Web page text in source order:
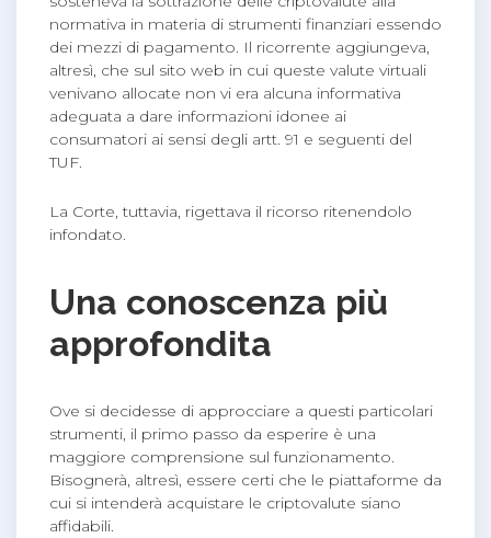
normativa in materia di strumenti finanziari essendo
dei mezzi di pagamento. Il ricorrente aggiungeva,
altresì, che sul sito web in cui queste valute virtuali
venivano allocate non vi era alcuna informativa
adeguata a dare informazioni idonee ai
consumatori ai sensi degli artt. 91 e seguenti del
TUF.
La Corte, tuttavia, rigettava il ricorso ritenendolo
infondato.
Una conoscenza più
approfondita
Ove si decidesse di approcciare a questi particolari
strumenti, il primo passo da esperire è una
maggiore comprensione sul funzionamento.
Bisognerà, altresì, essere certi che le piattaforme da
cui si intenderà acquistare le criptovalute siano
affidabili.